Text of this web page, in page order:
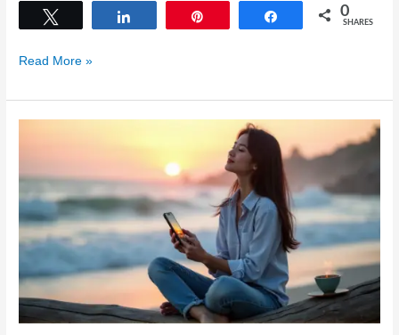
Share 0
SHARES
Find
Peace
Mental
Health
for
a
Balanced
Read More »